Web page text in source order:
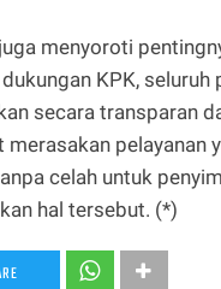
menyoroti
KPK,
secara transparan
pelayanan
celah untuk
hal tersebut. (*)